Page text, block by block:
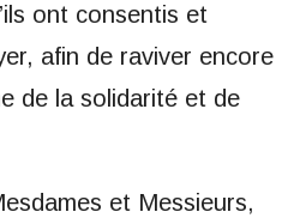
ont consentis et
afin de raviver encore
de la solidarité et de
et Messieurs,